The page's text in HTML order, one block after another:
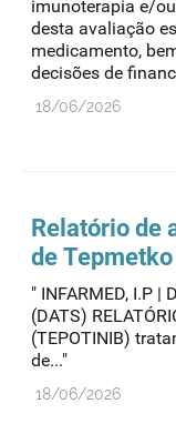
imunoterapia e/
desta avaliação
medicamento,
decisões de
18/06/2026
Relatório de
de
" INFARMED, I.P
(DATS)
(TEPOTINIB)
de..."
18/06/2026